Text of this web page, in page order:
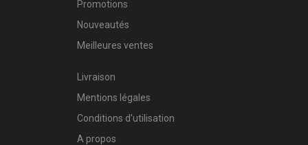
Promotions
Nouveautés
Meilleures ventes
Livraison
Mentions légales
Conditions d'utilisation
A propos